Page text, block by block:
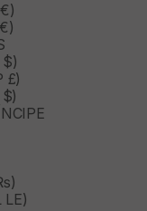
£)
LE)